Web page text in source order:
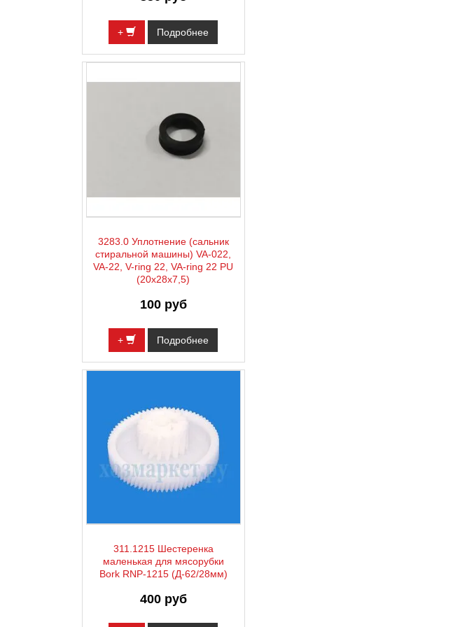
+ Подробнее
3283.0 Уплотнение (сальник
стиральной машины) VA-022,
VA-22, V-ring 22, VA-ring 22 PU
(20х28х7,5)
100 руб
+ Подробнее
311.1215 Шестеренка
маленькая для мясорубки
Bork RNP-1215 (Д-62/28мм)
400 руб